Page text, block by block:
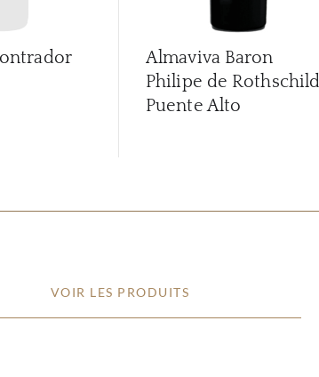
Almaviva Baron
Philipe de Rothschild
Puente Alto
VOIR LES PRODUITS